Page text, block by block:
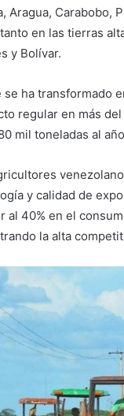
Aragua,
en las tierras
y Bolívar.
ha transformado
regular en más
mil toneladas al
y calidad de
40% en el
la alta